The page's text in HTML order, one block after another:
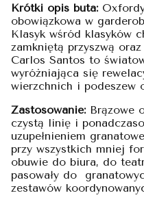
Krótki opis buta:
obowiązkowa w
Klasyk wśród klasyków
zamkniętą przyszwą
Carlos Santos to
wyróżniająca się
wierzchnich i podeszew
Zastosowanie:Brązowe
czystą linię i
uzupełnieniem
przy wszystkich mniej
obuwie do biura, do
pasowały do
zestawów